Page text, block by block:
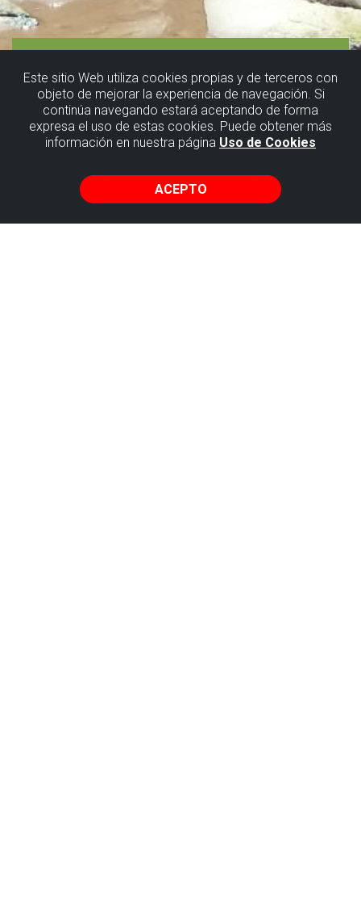
Este sitio Web utiliza cookies propias y de terceros con
objeto de mejorar la experiencia de navegación. Si
continúa navegando estará aceptando de forma
expresa el uso de estas cookies. Puede obtener más
información en nuestra página Uso de Cookies
ACEPTO